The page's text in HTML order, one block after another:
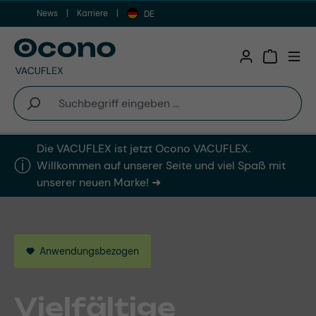
Zum Hauptinhalt springen
News Karriere DE
ⓘ︎
Die VACUFLEX ist jetzt Ocono VACUFLEX.
Willkommen auf unserer Seite und viel Spaß mit
unserer neuen Marke! ➜
Made in Germany
Anwendungsbezogen
Vielfältige
Brachenspezifisch
Branchenbezogen.
Zuverlässig